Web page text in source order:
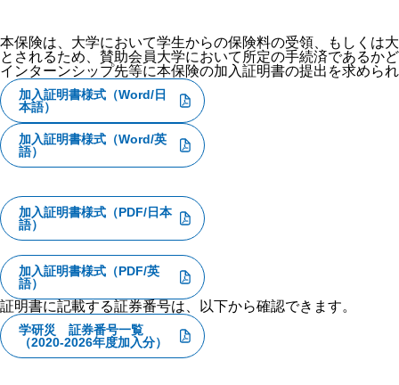
本保険は、大学において学生からの保険料の受領、もしくは
とされるため、賛助会員大学において所定の手続済であるか
インターンシップ先等に本保険の加入証明書の提出を求めら
加入証明書様式（Word/日
本語）
加入証明書様式（Word/英
語）
加入証明書様式（PDF/日本
語）
加入証明書様式（PDF/英
語）
証明書に記載する証券番号は、以下から確認できます。
学研災 証券番号一覧
（2020-2026年度加入分）